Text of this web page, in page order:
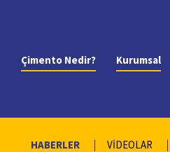
Çimento Nedir? Kurumsal
HABERLER VİDEOLAR